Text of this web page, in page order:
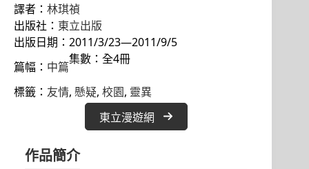
譯者： 林琪禎
出版社： 東立出版
出版日期：2011/3/23—2011/9/5
篇幅： 中篇
集數：全4冊
標籤： 友情, 懸疑, 校園, 靈異
東立漫遊網
作品簡介